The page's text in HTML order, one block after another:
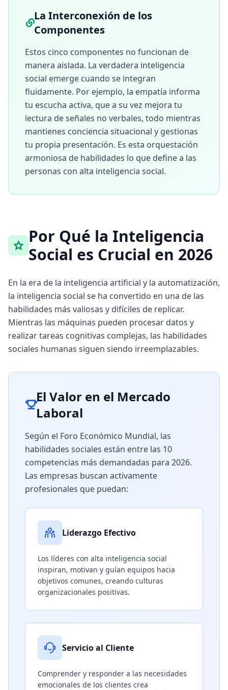
La Interconexión de los
Componentes
Estos cinco componentes no funcionan de
manera aislada. La verdadera inteligencia
social emerge cuando se integran
fluidamente. Por ejemplo, la empatía informa
tu escucha activa, que a su vez mejora tu
lectura de señales no verbales, todo mientras
mantienes conciencia situacional y gestionas
tu propia presentación. Es esta orquestación
armoniosa de habilidades lo que define a las
personas con alta inteligencia social.
Por Qué la Inteligencia
Social es Crucial en 2026
En la era de la inteligencia artificial y la automatización,
la inteligencia social se ha convertido en una de las
habilidades más valiosas y difíciles de replicar.
Mientras las máquinas pueden procesar datos y
realizar tareas cognitivas complejas, las habilidades
sociales humanas siguen siendo irreemplazables.
El Valor en el Mercado
Laboral
Según el Foro Económico Mundial, las
habilidades sociales están entre las 10
competencias más demandadas para 2026.
Las empresas buscan activamente
profesionales que puedan:
Liderazgo Efectivo
Los líderes con alta inteligencia social
inspiran, motivan y guían equipos hacia
objetivos comunes, creando culturas
organizacionales positivas.
Servicio al Cliente
Comprender y responder a las necesidades
emocionales de los clientes crea